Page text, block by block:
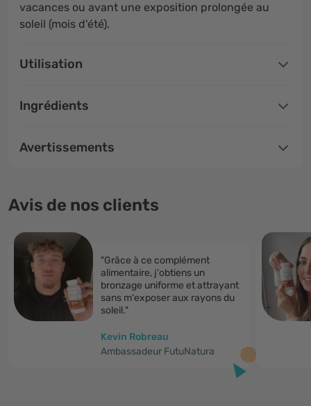
vacances ou avant une exposition prolongée au
soleil (mois d'été).
Utilisation
Ingrédients
Avertissements
Avis de nos clients
"Grâce à ce complément
alimentaire, j'obtiens un
bronzage uniforme et attrayant
sans m'exposer aux rayons du
soleil."
Kevin Robreau
Ambassadeur FutuNatura